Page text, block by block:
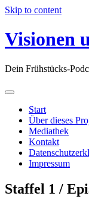
Skip to content
Visionen
Dein Frühstücks-
Start
Über dieses
Mediathek
Kontakt
Impressum
Staffel 1 /